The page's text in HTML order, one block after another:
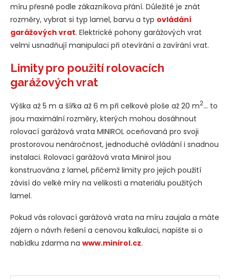
míru přesně podle zákazníkova přání. Důležité je znát
rozměry, vybrat si typ lamel, barvu a typ ovládání
garážových vrat. Elektrické pohony garážových vrat
velmi usnadňují manipulaci při otevírání a zavírání vrat.
Limity pro použití rolovacích
garážových vrat
Výška až 5 m a šířka až 6 m při celkové ploše až 20 m2… to
jsou maximální rozměry, kterých mohou dosáhnout
rolovací garážová vrata MINIROL oceňovaná pro svoji
prostorovou nenáročnost, jednoduché ovládání i snadnou
instalaci. Rolovací garážová vrata Minirol jsou
konstruována z lamel, přičemž limity pro jejich použití
závisí do velké míry na velikosti a materiálu použitých
lamel.
Pokud vás rolovací garážová vrata na míru zaujala a máte
zájem o návrh řešení a cenovou kalkulaci, napište si o
nabídku zdarma na www.minirol.cz.